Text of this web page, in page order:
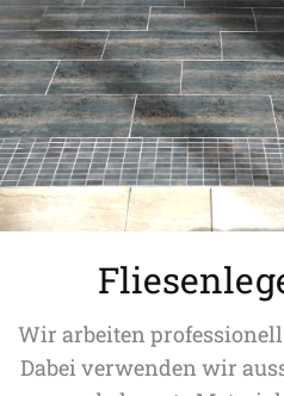
Wir arbeiten
Dabei verwenden wir